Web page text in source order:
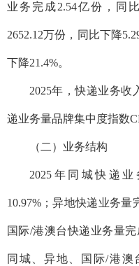
业务完成2.54亿份，同
2652.12万份，同比下降
下降21.4%。
2025年，快递业务收
递业务量品牌集中度指数
（二）业务结构
2025年同城快递
10.97%；异地快递业务量
国际/港澳台快递业务量完
同城、异地、国际/港